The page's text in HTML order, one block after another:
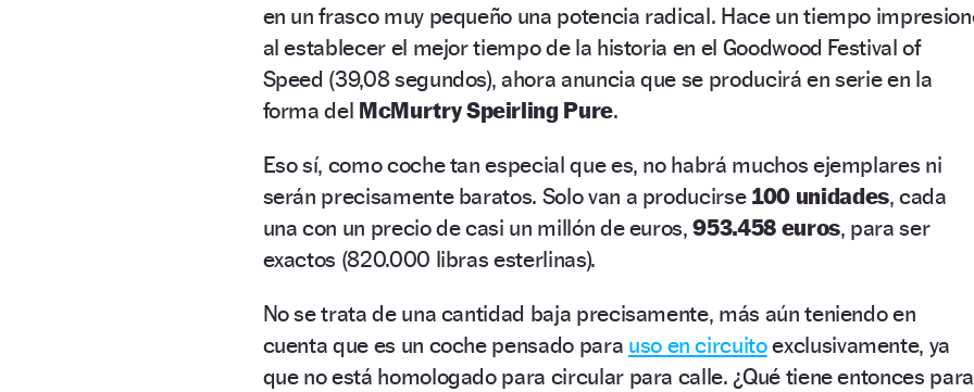
en un frasco muy pequeño una potencia radical. Hace un tiempo
al establecer el mejor tiempo de la historia en el Goodwood Festival of
Speed (39,08 segundos), ahora anuncia que se producirá en serie en la
forma del McMurtry Speirling Pure.
Eso sí, como coche tan especial que es, no habrá muchos ejemplares ni
serán precisamente baratos. Solo van a producirse 100 unidades, cada
una con un precio de casi un millón de euros,953.458 euros, para ser
exactos (820.000 libras esterlinas).
No se trata de una cantidad baja precisamente, más aún teniendo en
cuenta que es un coche pensado para uso en circuitoexclusivamente, ya
que no está homologado para circular para calle. ¿Qué tiene entonces para